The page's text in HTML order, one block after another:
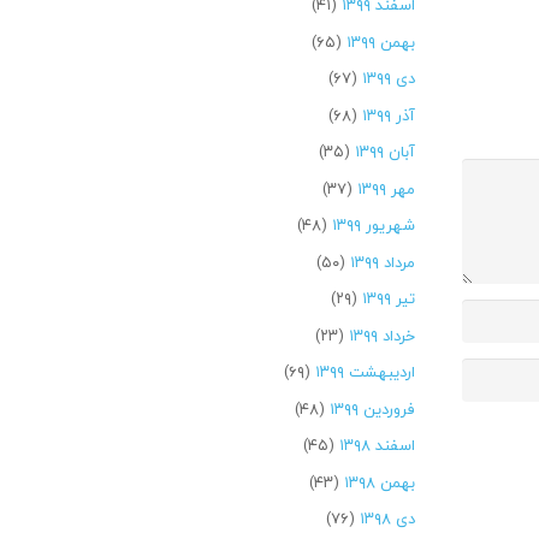
بهمن ۱۳۹۹
(۶۵)
دی ۱۳۹۹
(۶۷)
آذر ۱۳۹۹
(۶۸)
آبان ۱۳۹۹
(۳۵)
مهر ۱۳۹۹
(۳۷)
شهریور ۱۳۹۹
(۴۸)
مرداد ۱۳۹۹
(۵۰)
تیر ۱۳۹۹
(۲۹)
خرداد ۱۳۹۹
(۲۳)
اردیبهشت ۱۳۹۹
(۶۹)
فروردین ۱۳۹۹
(۴۸)
اسفند ۱۳۹۸
(۴۵)
بهمن ۱۳۹۸
(۴۳)
دی ۱۳۹۸
(۷۶)